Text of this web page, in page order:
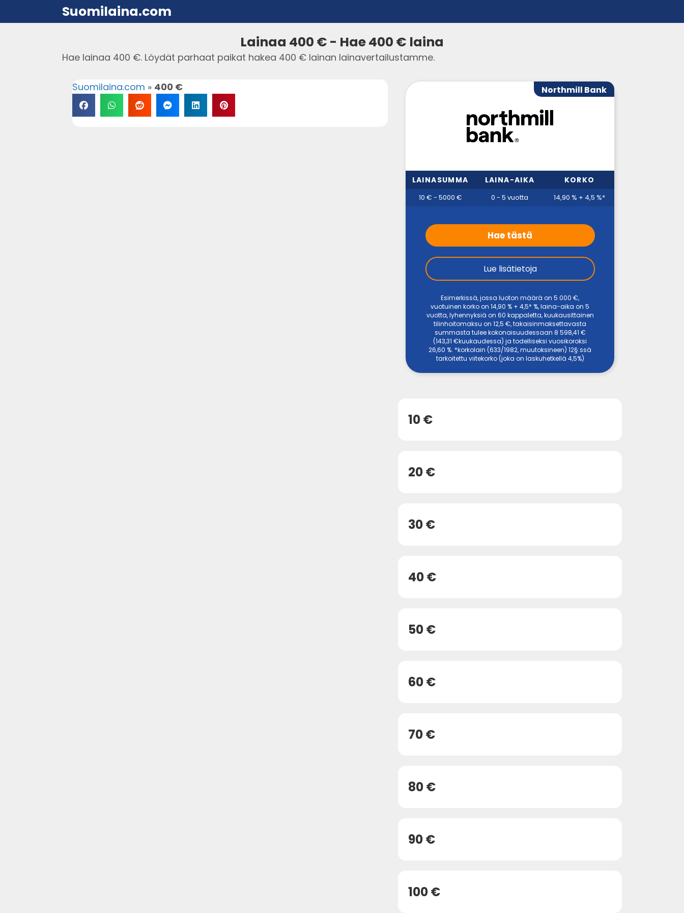
Suomilaina.com
Lainaa 400 € - Hae 400 € laina
Hae lainaa 400 €. Löydät parhaat paikat hakea 400 € lainan lainavertailustamme.
Suomilaina.com » 400 € Northmill Bank
LAINASUMMA LAINA-AIKA KORKO
10 € - 5000 € 0 - 5 vuotta 14,90 % + 4,5 %*
Hae tästä
Lue lisätietoja
Esimerkissä, jossa luoton määrä on 5 000 €,
vuotuinen korko on 14,90 % + 4,5* %, laina-aika on 5
vuotta, lyhennyksiä on 60 kappaletta, kuukausittainen
tilinhoitomaksu on 12,5 €, takaisinmaksettavasta
summasta tulee kokonaisuudessaan 8 598,41 €
(143,31 €kuukaudessa) ja todelliseksi vuosikoroksi
26,60 %. *korkolain (633/1982, muutoksineen) 12§:ssä
tarkoitettu viitekorko (joka on laskuhetkellä 4,5%)
10 €
20 €
30 €
40 €
50 €
60 €
70 €
80 €
90 €
100 €